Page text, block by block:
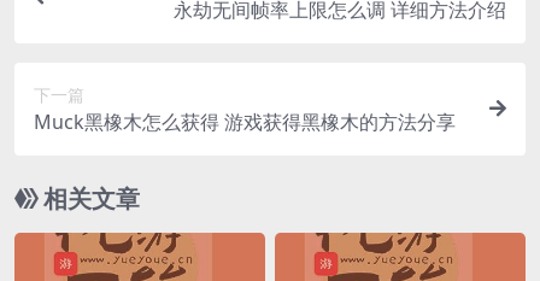
永劫无间帧率上限怎么调 详细方法介绍
下一篇
Muck黑橡木怎么获得 游戏获得黑橡木的方法分享
相关文章